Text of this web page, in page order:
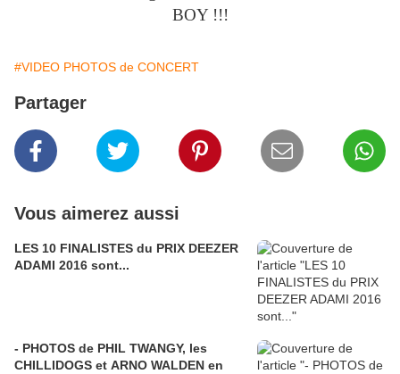
BOY !!!
#VIDEO PHOTOS de CONCERT
Partager
Vous aimerez aussi
LES 10 FINALISTES du PRIX DEEZER
ADAMI 2016 sont...
- PHOTOS de PHIL TWANGY, les
CHILLIDOGS et ARNO WALDEN en